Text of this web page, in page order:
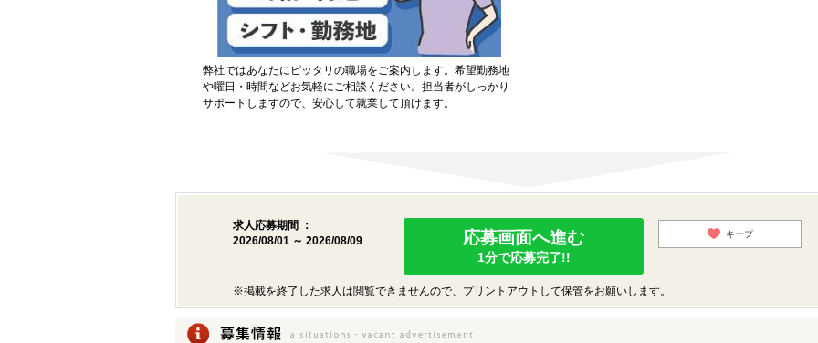
弊社ではあなたにピッタリの職場をご案内します。希望勤務地
や曜日・時間などお気軽にご相談ください。担当者がしっかり
サポートしますので、安心して就業して頂けます。
求人応募期間 ：
2026/08/01 ～ 2026/08/09
応募画面へ進む
1分で応募完了!!
キープ
※掲載を終了した求人は閲覧できませんので、プリントアウトして保管をお願いします。